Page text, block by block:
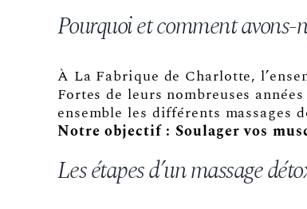
Pourquoi et comment avons-
À La Fabrique de Charlotte,
Fortes de leurs nombreuses
ensemble les différents massages
Notre objectif : Soulager vos
Les étapes d’un massage